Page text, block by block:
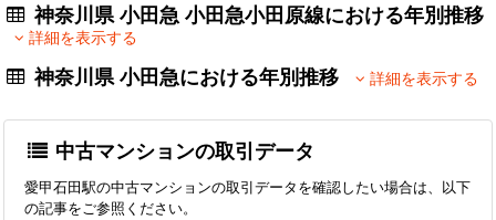
神奈川県 小田急 小田急小田原線における年別推移
詳細を表示する
神奈川県 小田急における年別推移 詳細を表示する
中古マンションの取引データ
愛甲石田駅の中古マンションの取引データを確認したい場合は、以下
の記事をご参照ください。